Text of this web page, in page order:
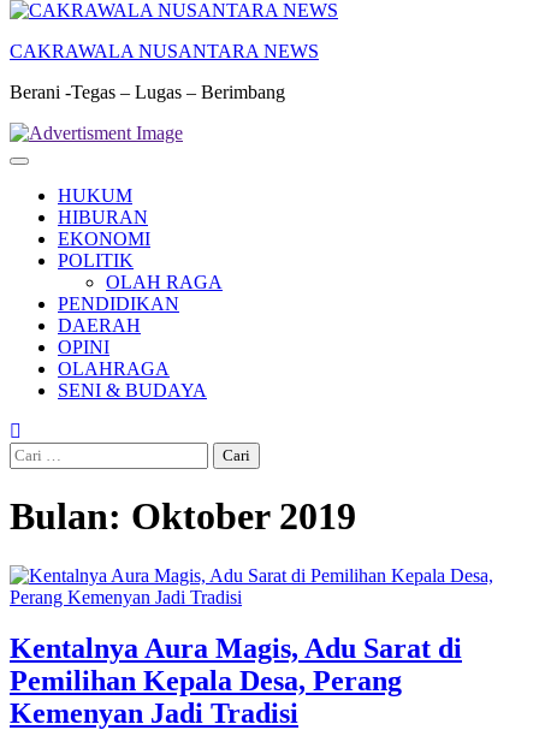
BUDAYA
CAKRAWALA NUSANTARA NEWS
Berani -Tegas – Lugas – Berimbang
HUKUM
HIBURAN
EKONOMI
POLITIK
OLAH RAGA
PENDIDIKAN
DAERAH
OPINI
OLAHRAGA
SENI & BUDAYA
Cari
untuk:
Bulan: Oktober 2019
Kentalnya Aura Magis, Adu Sarat di
Pemilihan Kepala Desa, Perang
Kemenyan Jadi Tradisi